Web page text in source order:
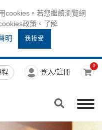
cookies。若您繼續瀏覽網
政策。了解
明
我接受
登入/註冊
0